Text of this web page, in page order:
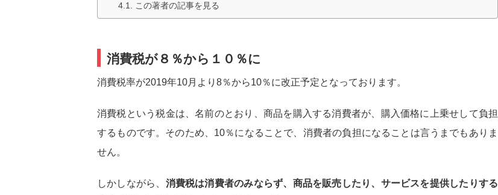
この著者の記事を見る
消費税が８％から１０％に
消費税率が2019年10月より8％から10％に改正予定となっております。
消費税という税金は、名前のとおり、商品を購入する消費者が、購入価格に上乗せして負担
するものです。そのため、10％になることで、消費者の負担になることは言うまでもありま
せん。
しかしながら、 消費税は消費者のみならず、商品を販売したり、サービスを提供したりする